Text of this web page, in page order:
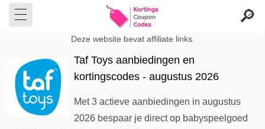
Deze website bevat affiliate links.
Taf Toys aanbiedingen en
kortingscodes - augustus 2026
Met 3 actieve aanbiedingen in augustus
2026 bespaar je direct op babyspeelgoed